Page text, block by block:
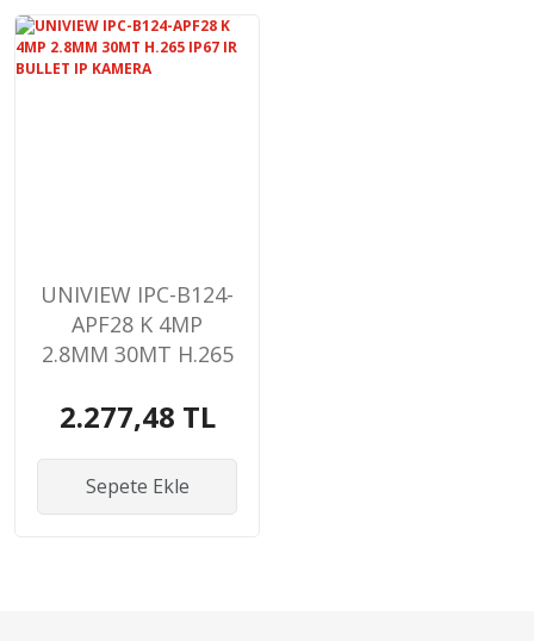
UNIVIEW IPC-B124-
APF28 K 4MP
2.8MM 30MT H.265
KAMERA
2.277,48 TL
Sepete Ekle